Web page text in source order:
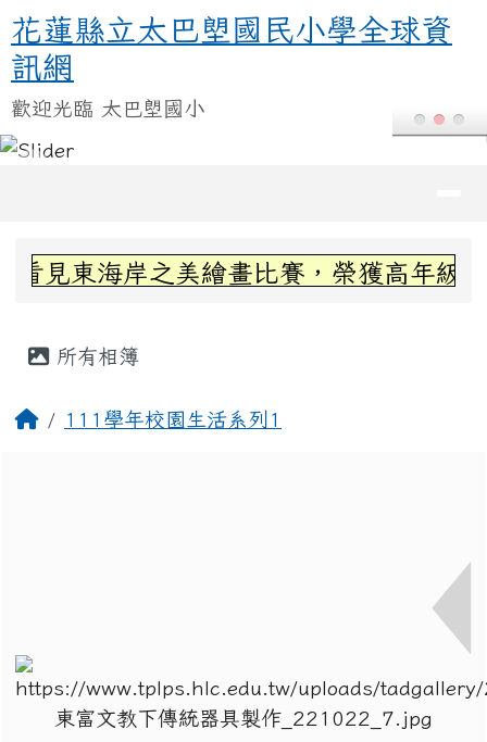
跳至主內容區
花蓮縣立太巴塱國民小學全球資訊
花蓮縣立太巴塱國民小學全球資
訊網
歡迎光臨 太巴塱國小
上中區域內容
東海岸之美繪畫比賽，榮獲高年級組第
所有相簿
回首頁111學年校園生活系列1